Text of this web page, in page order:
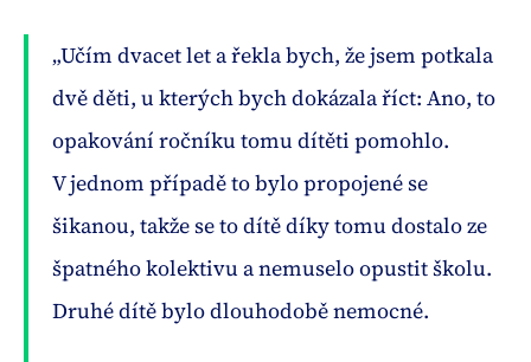
„Učím dvacet let a řekla bych, že jsem potkala
dvě děti, u kterých bych dokázala říct: Ano, to
opakování ročníku tomu dítěti pomohlo.
V jednom případě to bylo propojené se
šikanou, takže se to dítě díky tomu dostalo ze
špatného kolektivu a nemuselo opustit školu.
Druhé dítě bylo dlouhodobě nemocné.